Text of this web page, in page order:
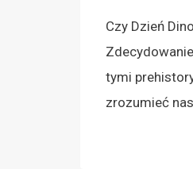
Czy Dzień
tymi
zrozumieć